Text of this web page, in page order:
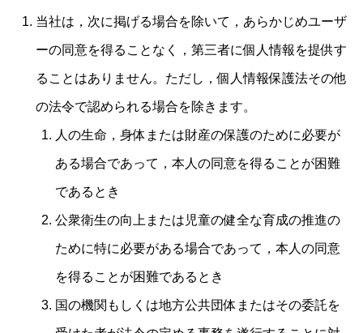
当社は，次に掲げる場合を除いて，あらかじめユーザ
ーの同意を得ることなく，第三者に個人情報を提供す
ることはありません。ただし，個人情報保護法その他
の法令で認められる場合を除きます。
人の生命，身体または財産の保護のために必要が
ある場合であって，本人の同意を得ることが困難
であるとき
公衆衛生の向上または児童の健全な育成の推進の
ために特に必要がある場合であって，本人の同意
を得ることが困難であるとき
国の機関もしくは地方公共団体またはその委託を